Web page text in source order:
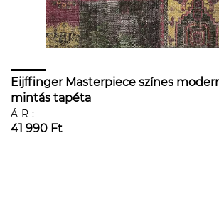
Eijffinger Masterpiece színes
mintás tapéta
ÁR:
41 990 Ft